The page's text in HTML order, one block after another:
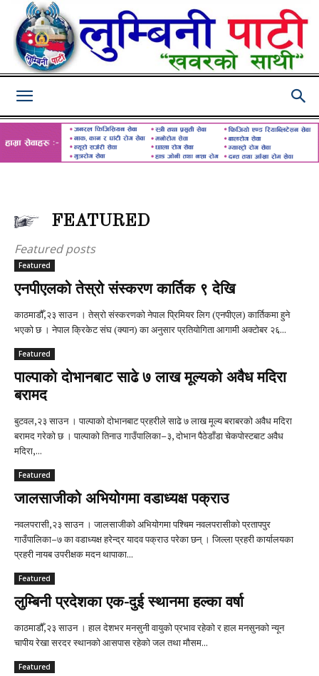
FEATURED
Featured posts
Featured
एनपीएलको तेस्रो संस्करण कार्तिक ९ देखि
काठमाडौँ,२३ साउन । तेस्रो संस्करणको नेपाल प्रिमियर लिग (एनपीएल) कार्तिकमा हुने
भएको छ । नेपाल क्रिकेट संघ (क्यान) का अनुसार प्रतियोगिता आगामी अक्टोबर २६...
Featured
पाल्पाकाे दाेभानबाट साढे ७ लाख मूल्यको अवैध मदिरा
बरामद
बुटवल,२३ साउन । पाल्पाको दोभानबाट प्रहरीले साढे ७ लाख मूल्य बराबरको अवैध मदिरा
बरामद गरेको छ । पाल्पाको तिनाउ गाउँपालिका–३, दोभान पैठेडाँडा चेकपोस्टबाट अवैध
मदिरा,...
Featured
जालसाजीको अभियोगमा वडाध्यक्ष पक्राउ
नवलपरासी,२३ साउन । जालसाजीको अभियोगमा पश्चिम नवलपरासीको प्रतापपुर
गाउँपालिका–७ का वडाध्यक्ष हरेन्द्र यादव पक्राउ परेका छन् । जिल्ला प्रहरी कार्यालयका
प्रहरी नायब उपरीक्षक मदन थापाका...
Featured
लुम्बिनी प्रदेशका एक-दुई स्थानमा हल्का वर्षा
काठमाडौँ,२३ साउन । हाल देशभर मनसुनी वायुको प्रभाव रहेको र हाल मनसुनको न्यून
चापीय रेखा सरदर स्थानको आसपास रहेको जल तथा मौसम...
Featured